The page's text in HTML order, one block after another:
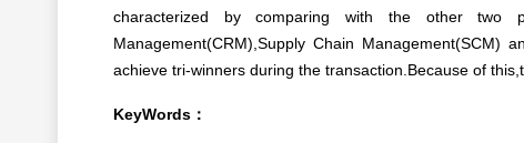
characterized by comparing with the other two
Management(CRM),Supply Chain Management(SCM)
achieve tri-winners during the transaction.Because of
KeyWords：